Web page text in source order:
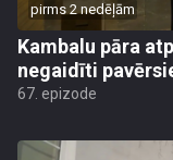
pirms 2 nedēļām
Kambalu pāra
negaidīti
67. epizode